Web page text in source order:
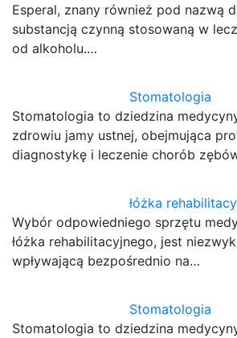
Esperal, znany również pod nazwą
substancją czynną stosowaną w
od alkoholu.…
Stomatologia
Stomatologia to dziedzina
zdrowiu jamy ustnej, obejmująca
diagnostykę i leczenie chorób
łóżka
Wybór odpowiedniego sprzętu
łóżka rehabilitacyjnego, jest
wpływającą bezpośrednio na…
Stomatologia
Stomatologia to dziedzina